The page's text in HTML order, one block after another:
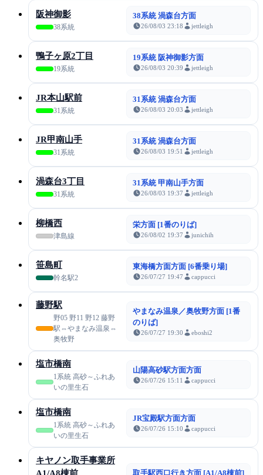
阪神御影
38系統
38系統 渦森台方面
26/08/03 23:18 jettleigh
鴨子ヶ原2丁目
19系統
19系統 阪神御影方面
26/08/03 20:39 jettleigh
JR本山駅前
31系統
31系統 渦森台方面
26/08/03 20:03 jettleigh
JR甲南山手
31系統
31系統 渦森台方面
26/08/03 19:51 jettleigh
渦森台3丁目
31系統
31系統 甲南山手方面
26/08/03 19:37 jettleigh
柳橋西
津島線
栄方面 [1番のりば]
26/08/02 19:37 junichih
笹島町
幹名駅2
東海橋方面方面 [6番乗り場]
26/07/27 19:47 cappucci
藤野駅
野05 野11 野12 藤野
駅⇔やまなみ温泉⇔
奥牧野
やまなみ温泉／奥牧野方面 [1番
のりば]
26/07/27 19:30 eboshi2
塩市橋南
1系統 高砂～ふれあ
いの里生石
山陽高砂駅方面方面
26/07/26 15:11 cappucci
塩市橋南
1系統 高砂～ふれあ
いの里生石
JR宝殿駅方面方面
26/07/26 15:10 cappucci
キヤノン取手事業所
A1/A8棟前
取手駅西口行き方面 [A1/A8棟前]